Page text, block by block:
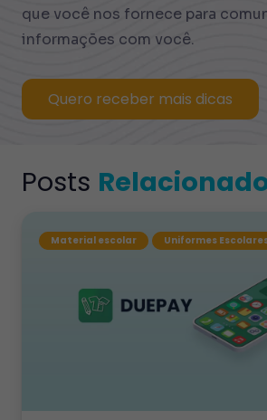
que você nos fornece para
informações com você.
Quero receber mais dicas
Posts
Material escolar Uniformes